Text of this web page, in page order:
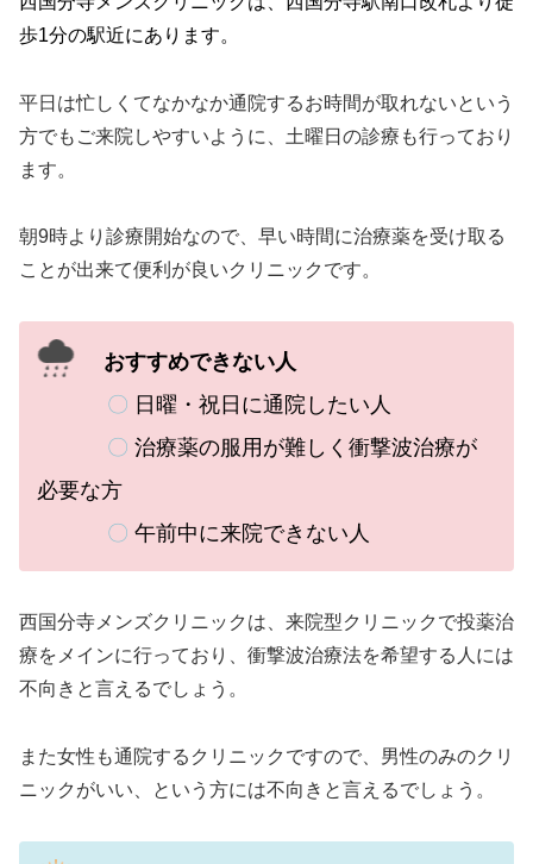
歩1分の駅近にあります。
平日は忙しくてなかなか通院するお時間が取れないという
方でもご来院しやすいように、土曜日の診療も行っており
ます。
朝9時より診療開始なので、早い時間に治療薬を受け取る
ことが出来て便利が良いクリニックです。
おすすめできない人
〇 日曜・祝日に通院したい人
〇 治療薬の服用が難しく衝撃波治療が
必要な方
〇 午前中に来院できない人
西国分寺メンズクリニックは、来院型クリニックで投薬治
療をメインに行っており、衝撃波治療法を希望する人には
不向きと言えるでしょう。
また女性も通院するクリニックですので、男性のみのクリ
ニックがいい、という方には不向きと言えるでしょう。